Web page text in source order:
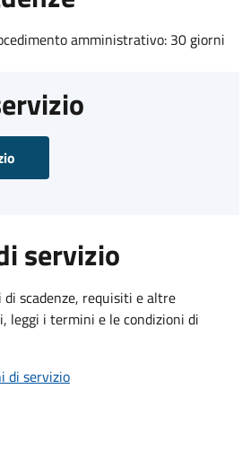
amministrativo: 30 giorni
servizio
scadenze, requisiti e altre
leggi i termini e le condizioni di
di servizio